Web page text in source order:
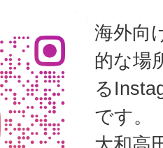
海外向
的な場
る
です。